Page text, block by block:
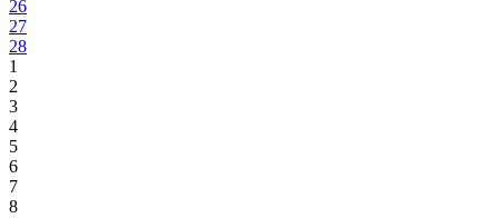
26
27
28
1
2
3
4
5
6
7
8